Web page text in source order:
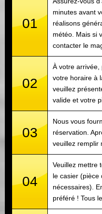
01
minutes avant
réalisons
météo. Mais si
contacter le
02
À votre arrivée,
votre horaire à
veuillez
valide et votre
03
Nous vous
réservation.
veuillez remplir
04
Veuillez mettre
le casier (pièce
nécessaires).
préféré ! Tous